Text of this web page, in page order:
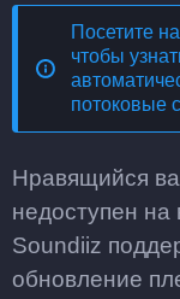
Посетите
чтобы
потоковые
Нравящийся
недоступен
Soundiiz
обновление